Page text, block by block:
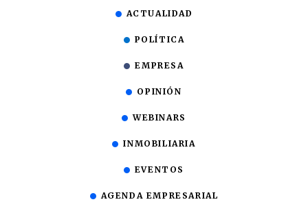
ACTUALIDAD
POLÍTICA
EMPRESA
OPINIÓN
WEBINARS
INMOBILIARIA
EVENTOS
AGENDA EMPRESARIAL